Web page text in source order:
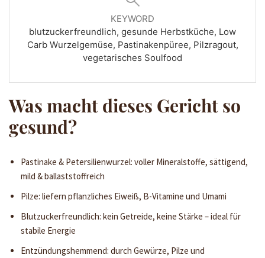
KEYWORD
blutzuckerfreundlich, gesunde Herbstküche, Low
Carb Wurzelgemüse, Pastinakenpüree, Pilzragout,
vegetarisches Soulfood
Was macht dieses Gericht so
gesund?
Pastinake & Petersilienwurzel: voller Mineralstoffe, sättigend,
mild & ballaststoffreich
Pilze: liefern pflanzliches Eiweiß, B-Vitamine und Umami
Blutzuckerfreundlich: kein Getreide, keine Stärke – ideal für
stabile Energie
Entzündungshemmend: durch Gewürze, Pilze und